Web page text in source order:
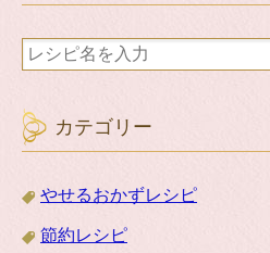
カテゴリー
やせるおかずレシピ
節約レシピ